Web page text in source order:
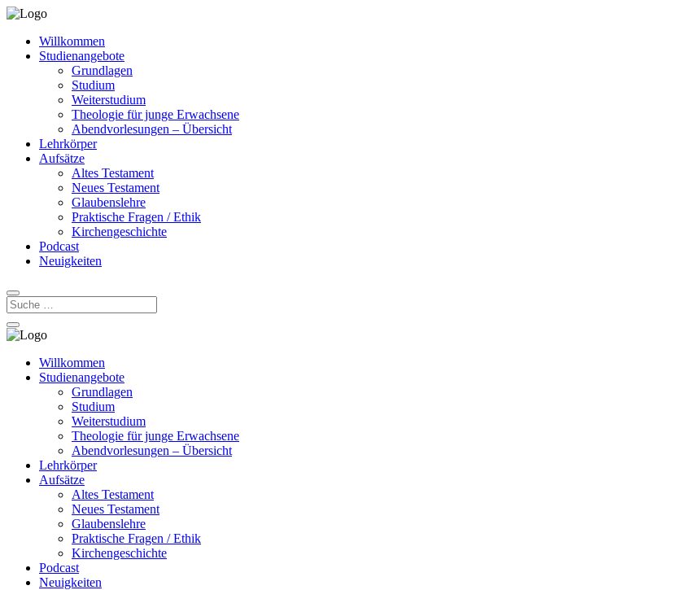
Willkommen
Studienangebote
Grundlagen
Studium
Weiterstudium
Theologie für junge Erwachsene
Abendvorlesungen – Übersicht
Lehrkörper
Aufsätze
Altes Testament
Neues Testament
Glaubenslehre
Praktische Fragen / Ethik
Kirchengeschichte
Podcast
Neuigkeiten
Willkommen
Studienangebote
Grundlagen
Studium
Weiterstudium
Theologie für junge Erwachsene
Abendvorlesungen – Übersicht
Lehrkörper
Aufsätze
Altes Testament
Neues Testament
Glaubenslehre
Praktische Fragen / Ethik
Kirchengeschichte
Podcast
Neuigkeiten